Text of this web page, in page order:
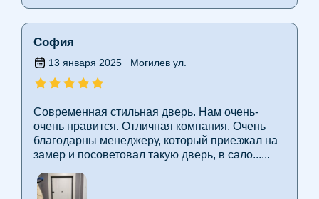
София
13 января 2025 Могилев ул.
Современная стильная дверь. Нам очень-
очень нравится. Отличная компания. Очень
благодарны менеджеру, который приезжал на
замер и посоветовал такую дверь, в сало......